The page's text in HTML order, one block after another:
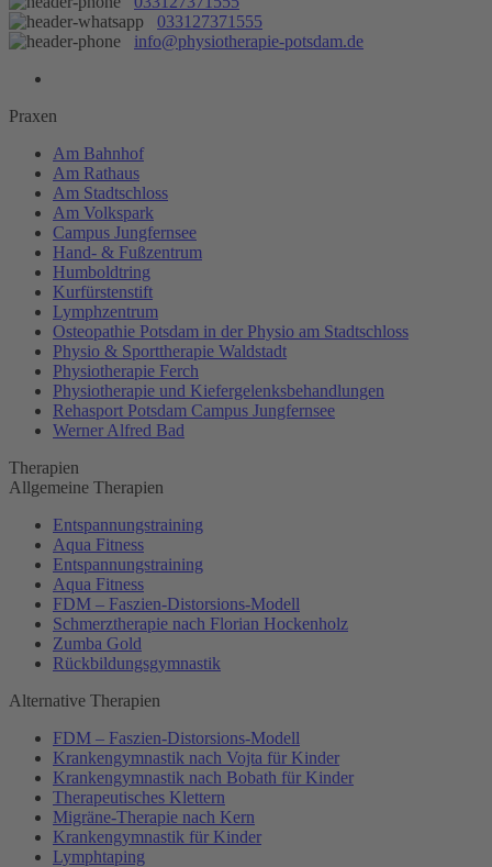
033127371555
info@physiotherapie-potsdam.de
Praxen
Am Bahnhof
Am Rathaus
Am Stadtschloss
Am Volkspark
Campus Jungfernsee
Hand- & Fußzentrum
Humboldtring
Kurfürstenstift
Lymphzentrum
Osteopathie Potsdam in der Physio am Stadtschloss
Physio & Sporttherapie Waldstadt
Physiotherapie Ferch
Physiotherapie und Kiefergelenksbehandlungen
Rehasport Potsdam Campus Jungfernsee
Werner Alfred Bad
Therapien
Allgemeine Therapien
Entspannungstraining
Aqua Fitness
Entspannungstraining
Aqua Fitness
FDM – Faszien-Distorsions-Modell
Schmerztherapie nach Florian Hockenholz
Zumba Gold
Rückbildungsgymnastik
Alternative Therapien
FDM – Faszien-Distorsions-Modell
Krankengymnastik nach Vojta für Kinder
Krankengymnastik nach Bobath für Kinder
Therapeutisches Klettern
Migräne-Therapie nach Kern
Krankengymnastik für Kinder
Lymphtaping